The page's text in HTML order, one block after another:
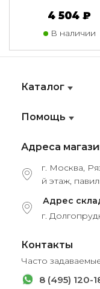
4 504 ₽
В наличии
Каталог
Помощь
Адреса
г. Москва,
й этаж,
Адрес
г.
Контакты
Часто
8 (495) 120-